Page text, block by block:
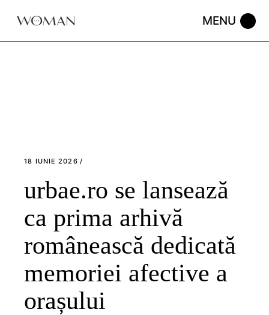
18 IUNIE 2026
urbae.ro se lansează
ca prima arhivă
românească dedicată
memoriei afective a
orașului